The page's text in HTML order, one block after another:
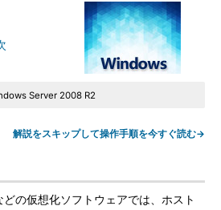
Server 2008 R2
解説をスキップして操作手順を今すぐ読む→
の仮想化ソフトウェアでは、ホスト